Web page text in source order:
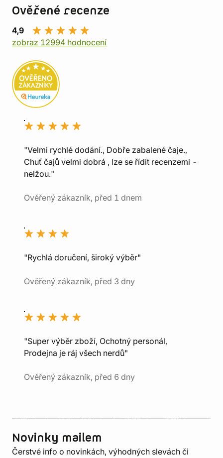
Ověřené recenze
4,9
zobraz 12994 hodnocení
"Velmi rychlé dodání., Dobře zabalené čaje.,
Chuť čajů velmi dobrá , lze se řídit recenzemi -
nelžou."
Ověřený zákazník, před 1 dnem
"Rychlá doručení, široký výběr"
Ověřený zákazník, před 3 dny
"Super výběr zboží, Ochotný personál,
Prodejna je ráj všech nerdů"
Ověřený zákazník, před 6 dny
Novinky mailem
Čerstvé info o novinkách, výhodných slevách či